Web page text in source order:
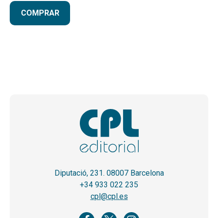
COMPRAR
Diputació, 231. 08007 Barcelona
+34 933 022 235
cpl@cpl.es